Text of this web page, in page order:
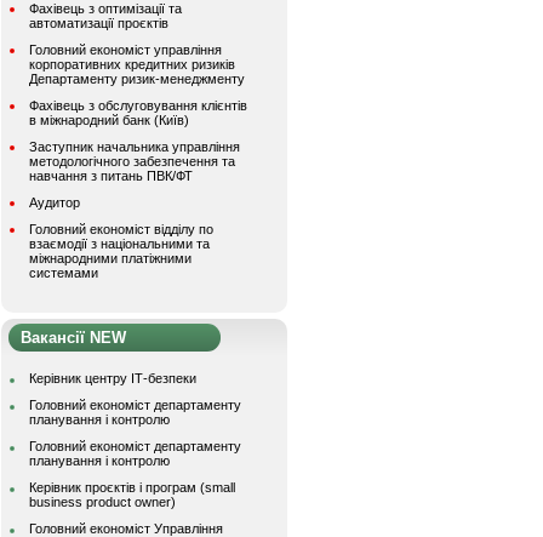
Фахівець з оптимізації та
автоматизації проєктів
Головний економіст управління
корпоративних кредитних ризиків
Департаменту ризик-менеджменту
Фахівець з обслуговування клієнтів
в міжнародний банк (Київ)
Заступник начальника управління
методологічного забезпечення та
навчання з питань ПВК/ФТ
Аудитор
Головний економіст відділу по
взаємодії з національними та
міжнародними платіжними
системами
Вакансії NEW
Керівник центру ІТ-безпеки
Головний економіст департаменту
планування і контролю
Головний економіст департаменту
планування і контролю
Керівник проєктів і програм (small
business product owner)
Головний економіст Управління